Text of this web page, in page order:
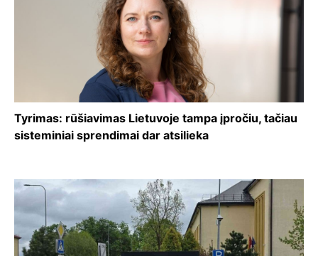
Tyrimas: rūšiavimas Lietuvoje tampa įpročiu, tačiau
sisteminiai sprendimai dar atsilieka